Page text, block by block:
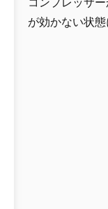
コンプレッサ
が効かない状